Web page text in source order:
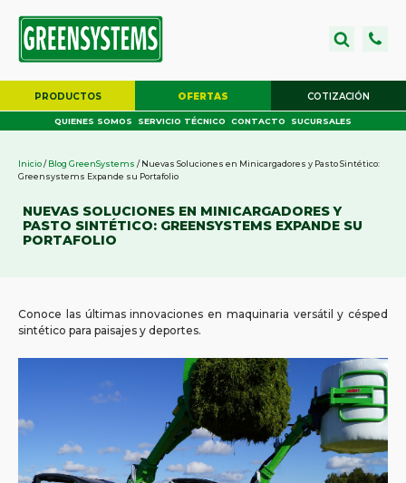
PRODUCTOS OFERTAS COTIZACIÓN
QUIENES SOMOS SERVICIO TÉCNICO CONTACTO SUCURSALES
Inicio/Blog GreenSystems / Nuevas Soluciones en Minicargadores y Pasto Sintético:
Greensystems Expande su Portafolio
NUEVAS SOLUCIONES EN MINICARGADORES Y
PASTO SINTÉTICO: GREENSYSTEMS EXPANDE SU
PORTAFOLIO
Conoce las últimas innovaciones en maquinaria versátil y césped
sintético para paisajes y deportes.